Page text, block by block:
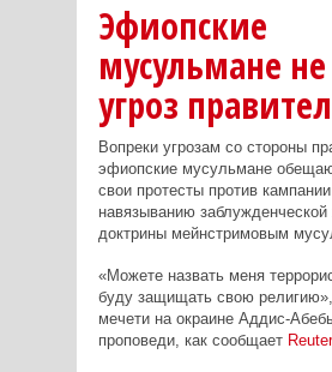
Эфиопские
мусульмане не
угроз
Вопреки угрозам со стороны
эфиопские мусульмане
свои протесты против
навязыванию заблужденческой
доктрины мейнстримовым
«Можете назвать меня
буду защищать свою
мечети на окраине Аддис-
проповеди, как сообщает